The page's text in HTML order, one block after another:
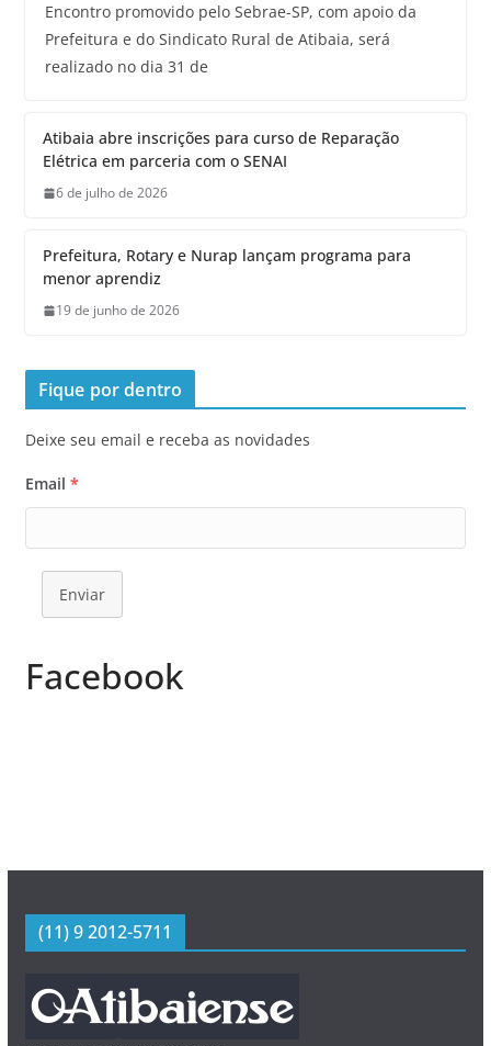
Encontro promovido pelo Sebrae-SP, com apoio da
Prefeitura e do Sindicato Rural de Atibaia, será
realizado no dia 31 de
Atibaia abre inscrições para curso de Reparação
Elétrica em parceria com o SENAI
6 de julho de 2026
Prefeitura, Rotary e Nurap lançam programa para
menor aprendiz
19 de junho de 2026
Fique por dentro
Deixe seu email e receba as novidades
Email *
Enviar
Facebook
(11) 9 2012-5711